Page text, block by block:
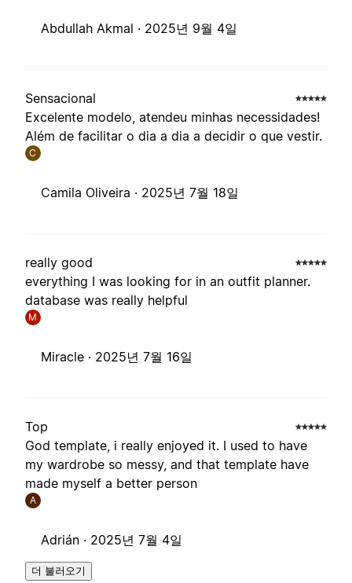
Abdullah Akmal · 2025년 9월 4일
Sensacional
Excelente modelo, atendeu minhas necessidades!
Além de facilitar o dia a dia a decidir o que vestir.
C
Camila Oliveira · 2025년 7월 18일
really good
everything I was looking for in an outfit planner.
database was really helpful
M
Miracle · 2025년 7월 16일
Top
God template, i really enjoyed it. I used to have
my wardrobe so messy, and that template have
made myself a better person
A
Adrián · 2025년 7월 4일
더 불러오기